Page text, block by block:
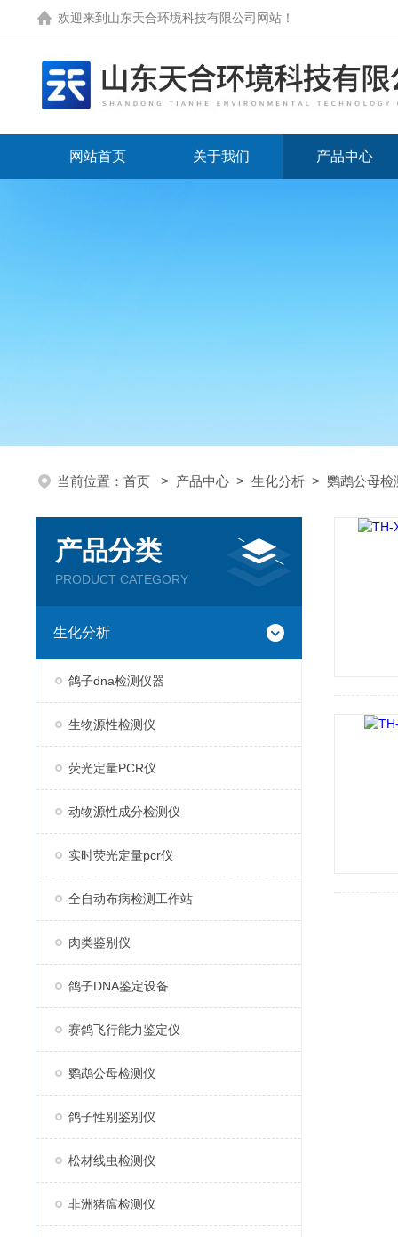
欢迎来到 山东天合环境科技有限公司网站 ！
网站首页 关于我们 产品中心
当前位置： 首页 > 产品中心 > 生化分析 > 鹦鹉公母检
产品分类
PRODUCT CATEGORY
生化分析
鸽子dna检测仪器
生物源性检测仪
荧光定量PCR仪
动物源性成分检测仪
实时荧光定量pcr仪
全自动布病检测工作站
肉类鉴别仪
鸽子DNA鉴定设备
赛鸽飞行能力鉴定仪
鹦鹉公母检测仪
鸽子性别鉴别仪
松材线虫检测仪
非洲猪瘟检测仪